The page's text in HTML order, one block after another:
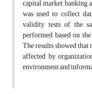
capital market, banking
was used to collect
validity tests of the
performed based on
The results showed
affected by
environment and